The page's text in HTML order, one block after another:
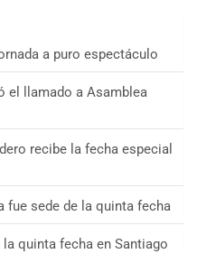
a puro espectáculo
el llamado a Asamblea
recibe la fecha especial
fue sede de la quinta fecha
quinta fecha en Santiago